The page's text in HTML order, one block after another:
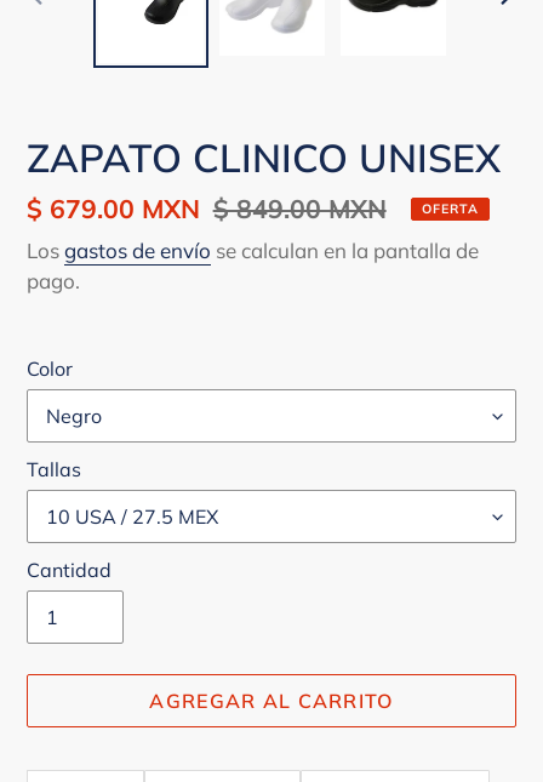
ZAPATO CLINICO UNISEX
Precio
de
venta
$ 679.00 MXN Precio
habitual
$ 849.00 MXN OFERTA
Losgastos de envío se calculan en la pantalla de
pago.
Color
Tallas
Cantidad
AGREGAR AL CARRITO
Agregando